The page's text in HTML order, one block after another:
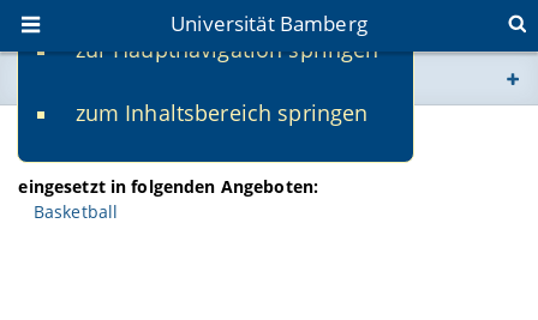
zur Hauptnavigation springen
zum Inhaltsbereich springen
Universität Bamberg
www.uni-bamberg.de
univis.uni-bamberg.de
Max Etzel
eingesetzt in folgenden Angeboten:
Basketball